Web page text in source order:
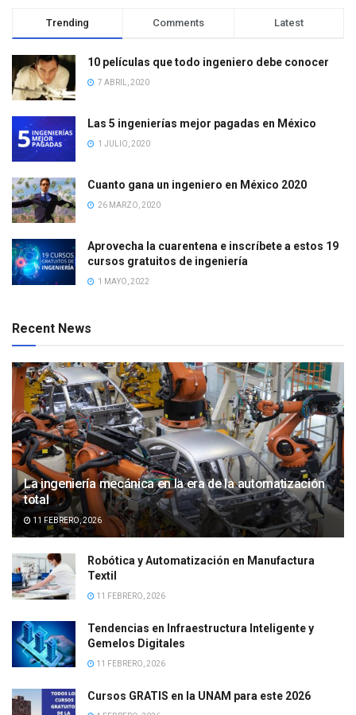
Trending Comments Latest
10 películas que todo ingeniero debe conocer
7 ABRIL, 2020
Las 5 ingenierías mejor pagadas en México
1 JULIO, 2020
Cuanto gana un ingeniero en México 2020
26 MARZO, 2020
Aprovecha la cuarentena e inscríbete a estos 19
cursos gratuitos de ingeniería
1 MAYO, 2022
Recent News
La ingeniería mecánica en la era de la automatización
total
11 FEBRERO, 2026
Robótica y Automatización en Manufactura
Textil
11 FEBRERO, 2026
Tendencias en Infraestructura Inteligente y
Gemelos Digitales
11 FEBRERO, 2026
Cursos GRATIS en la UNAM para este 2026